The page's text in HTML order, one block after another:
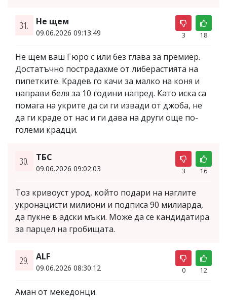
31. Не щем
09.06.2026 09:13:49 3 18
Не щем ваш Гюро с или без глава за премиер.
Достатъчно пострадахме от либерастията на
пипетките. Крадев го качи за малко на коня и
направи беля за 10 години напред. Като иска са
помага на укрите да си ги извади от джоба, не
да ги краде от нас и ги дава на други още по-
големи крадци.
30. ТБС
09.06.2026 09:02:03 3 16
Тоз кривоуст урод, който подари на наглите
укронацисти милиони и подписа 90 милиарда,
да пукне в адски мъки. Може да се кандидатира
за парцел на гробищата.
29. ALF
09.06.2026 08:30:12 0 12
Аман от мекедонци.